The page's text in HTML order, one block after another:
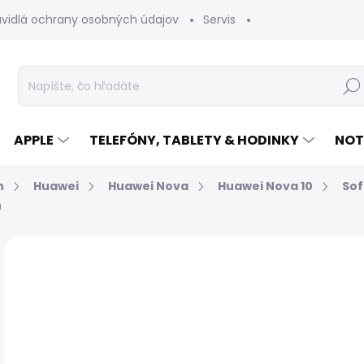
ochrany osobných údajov Servis
Hľadať
APPLE TELEFÓNY, TABLETY & HODINKY
Huawei Huawei Nova Huawei Nova 10